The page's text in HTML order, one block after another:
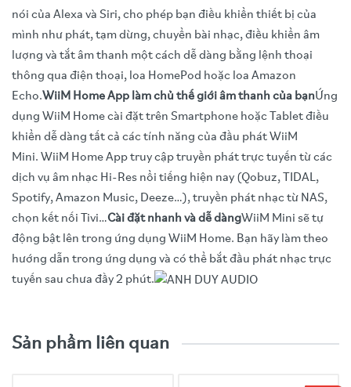
nói của Alexa và Siri, cho phép bạn điều khiển thiết bị của
mình như phát, tạm dừng, chuyển bài nhạc, điều khiển âm
lượng và tắt âm thanh một cách dễ dàng bằng lệnh thoại
thông qua điện thoại, loa HomePod hoặc loa Amazon
Echo.WiiM Home App làm chủ thế giới âm thanh của bạnỨng
dụng WiiM Home cài đặt trên Smartphone hoặc Tablet điều
khiển dễ dàng tất cả các tính năng của đầu phát WiiM
Mini. WiiM Home App truy cập truyền phát trực tuyến từ các
dịch vụ âm nhạc Hi-Res nổi tiếng hiện nay (Qobuz, TIDAL,
Spotify, Amazon Music, Deeze…), truyền phát nhạc từ NAS,
chọn kết nối Tivi…Cài đặt nhanh và dễ dàngWiiM Mini sẽ tự
động bật lên trong ứng dụng WiiM Home. Bạn hãy làm theo
hướng dẫn trong ứng dụng và có thể bắt đầu phát nhạc trực
tuyến sau chưa đầy 2 phút.
Công nghệ kết nối:
Loại cổng kết nối:USB Type-C, AUX, SPDIF (TOSLINK)
Sản phẩm liên quan